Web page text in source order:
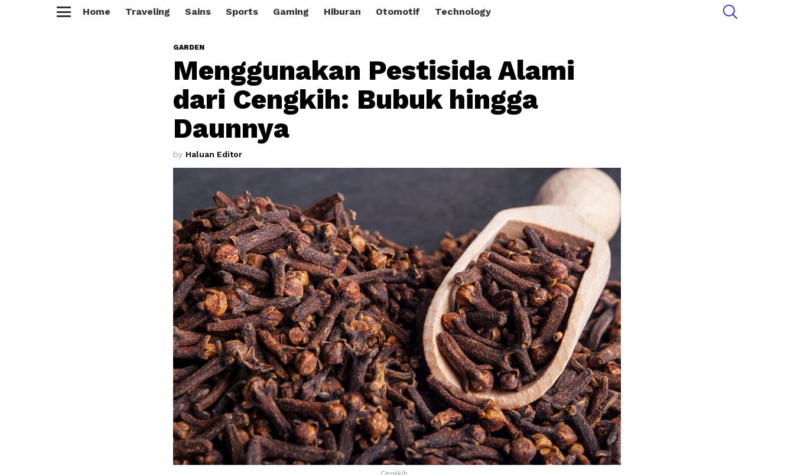
Home Traveling Sains Sports Gaming Hiburan Otomotif Technology
GARDEN
Menggunakan Pestisida Alami
dari Cengkih: Bubuk hingga
Daunnya
by Haluan Editor